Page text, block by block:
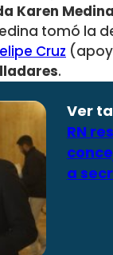
Karen
tomó la
Cruz
.
Ver
RN
a